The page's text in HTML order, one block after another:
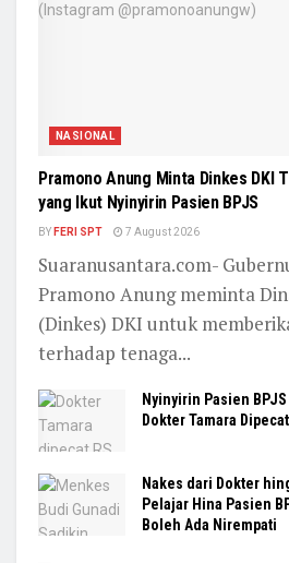
NASIONAL
Pramono Anung Minta Dinkes DKI
yang Ikut Nyinyirin Pasien BPJS
BY FERI SPT 7 August 2026
Suaranusantara.com-
Pramono Anung meminta
(Dinkes) DKI untuk
terhadap tenaga...
Nyinyirin Pasien
Dokter Tamara
Nakes dari Dokter
Pelajar Hina Pasien
Boleh Ada Nirempati